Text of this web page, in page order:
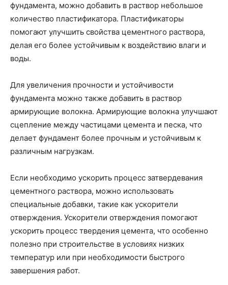
фундамента, можно добавить в раствор небольшое
количество пластификатора. Пластификаторы
помогают улучшить свойства цементного раствора,
делая его более устойчивым к воздействию влаги и
воды.
Для увеличения прочности и устойчивости
фундамента можно также добавить в раствор
армирующие волокна. Армирующие волокна улучшают
сцепление между частицами цемента и песка, что
делает фундамент более прочным и устойчивым к
различным нагрузкам.
Если необходимо ускорить процесс затвердевания
цементного раствора, можно использовать
специальные добавки, такие как ускорители
отверждения. Ускорители отверждения помогают
ускорить процесс твердения цемента, что особенно
полезно при строительстве в условиях низких
температур или при необходимости быстрого
завершения работ.